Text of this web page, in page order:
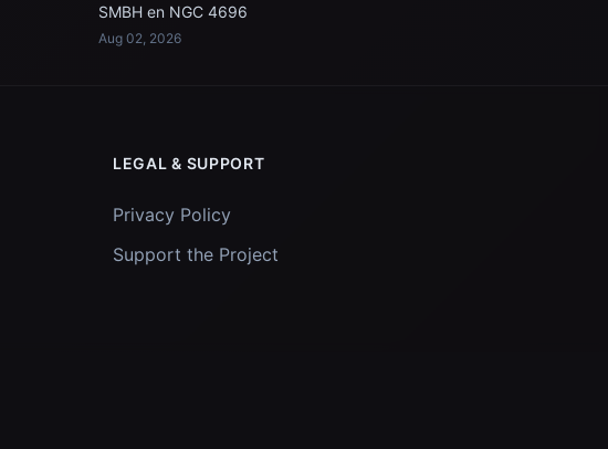
SMBH en NGC 4696
Aug 02, 2026
LEGAL & SUPPORT
Privacy Policy
Support the Project